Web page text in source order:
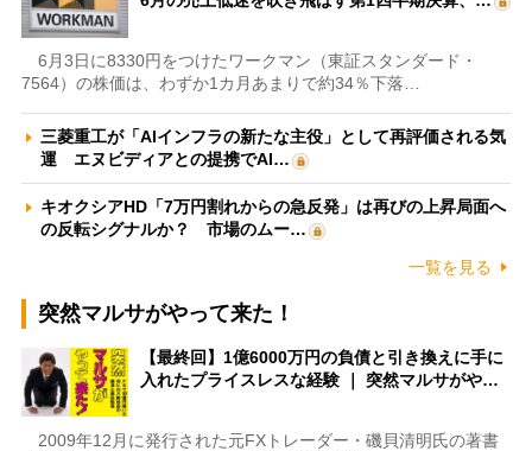
6月3日に8330円をつけたワークマン（東証スタンダード・
7564）の株価は、わずか1カ月あまりで約34％下落…
三菱重工が「AIインフラの新たな主役」として再評価される気
運 エヌビディアとの提携でAI…
キオクシアHD「7万円割れからの急反発」は再びの上昇局面へ
の反転シグナルか？ 市場のムー…
一覧を見る
突然マルサがやって来た！
【最終回】1億6000万円の負債と引き換えに手に
入れたプライスレスな経験 ｜ 突然マルサがや…
2009年12月に発行された元FXトレーダー・磯貝清明氏の著書